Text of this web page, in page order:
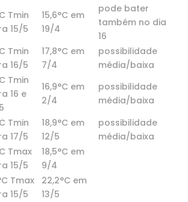
Tmin
15/5
15,6°C em
19/4
pode bater
também no dia
16
Tmin
16/5
17,8°C em
7/4
possibilidade
média/baixa
Tmin
16 e
16,9°C em
2/4
possibilidade
média/baixa
Tmin
17/5
18,9°C em
12/5
possibilidade
média/baixa
Tmax
15/5
18,5°C em
9/4
Tmax
15/5
22,2°C em
13/5